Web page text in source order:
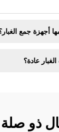
جمع الغبار؟
صلة